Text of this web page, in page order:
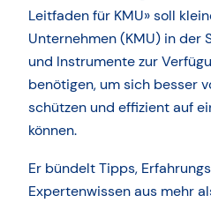
Leitfaden für KMU» soll
Unternehmen (KMU) in der
und Instrumente zur
benötigen, um sich besser
schützen und effizient auf
können.
Er bündelt Tipps,
Expertenwissen aus mehr